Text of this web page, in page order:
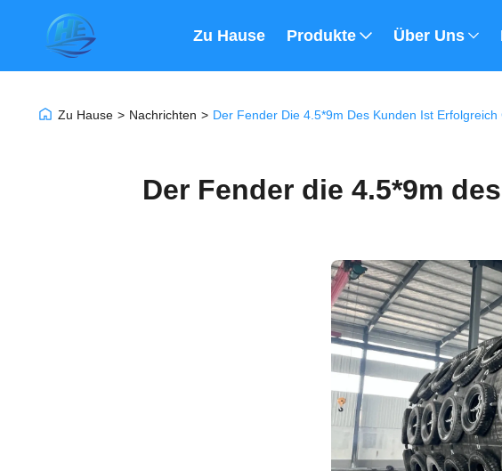
Zu Hause Produkte Über Uns
Zu Hause > Nachrichten > Der Fender Die 4.5*9m Des Kunden Ist Erfolgreich
Der Fender die 4.5*9m